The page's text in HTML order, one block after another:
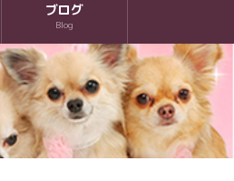
ブログ
Blog